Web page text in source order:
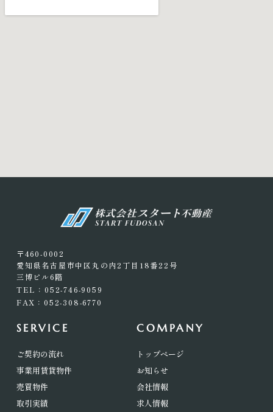
〒460-0002
愛知県名古屋市中区丸の内2丁目18番22号
三博ビル6階
TEL：052-746-9059
FAX：052-308-6770
SERVICE
ご契約の流れ
事業用賃貸物件
売買物件
取引実績
COMPANY
トップページ
お知らせ
会社情報
求人情報